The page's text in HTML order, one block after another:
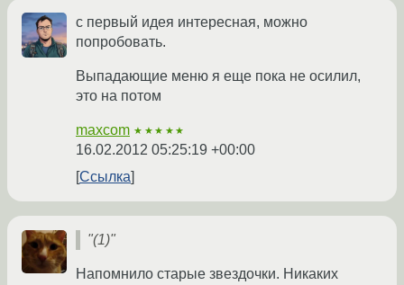
с первый идея интересная, можно
попробовать.
Выпадающие меню я еще пока не осилил,
это на потом
maxcom ★★★★★
16.02.2012 05:25:19 +00:00
Ссылка
"(1)"
Напомнило старые звездочки. Никаких